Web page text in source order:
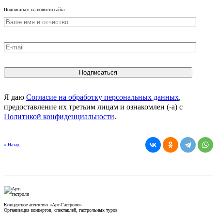
Подписаться на новости сайта
Я даю Согласие на обработку персональных данных,
предоставление их третьим лицам и ознакомлен (-а) c
Политикой конфиденциальности.
« Назад
Концертное агентство «Арт-Гастроли»
Организация концертов, спектаклей, гастрольных туров